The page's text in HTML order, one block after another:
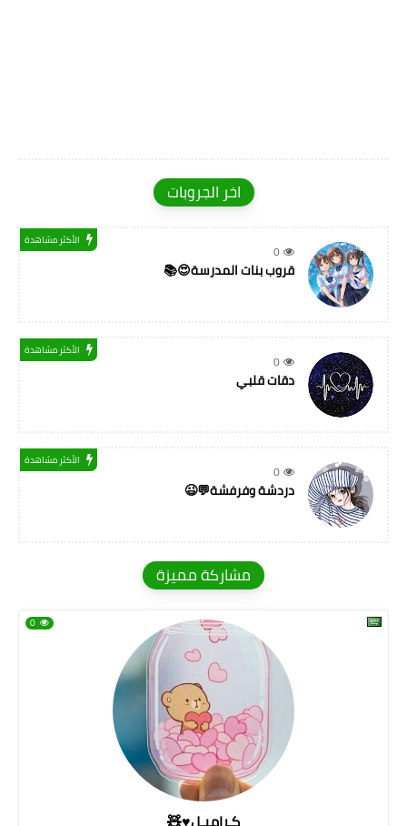
اخر الجروبات
0
الأكثر مشاهدة
قروب بنات المدرسة😍📚
0
الأكثر مشاهدة
دقات قلبي
0
الأكثر مشاهدة
دردشة وفرفشة💬😉
مشاركة مميزة
0